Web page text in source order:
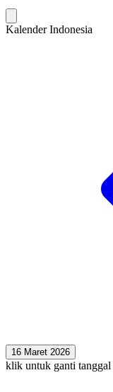
Kalender Indonesia
16 Maret 2026
klik untuk ganti tanggal